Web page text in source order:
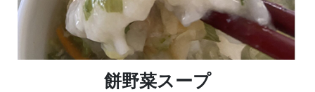
餅野菜スープ